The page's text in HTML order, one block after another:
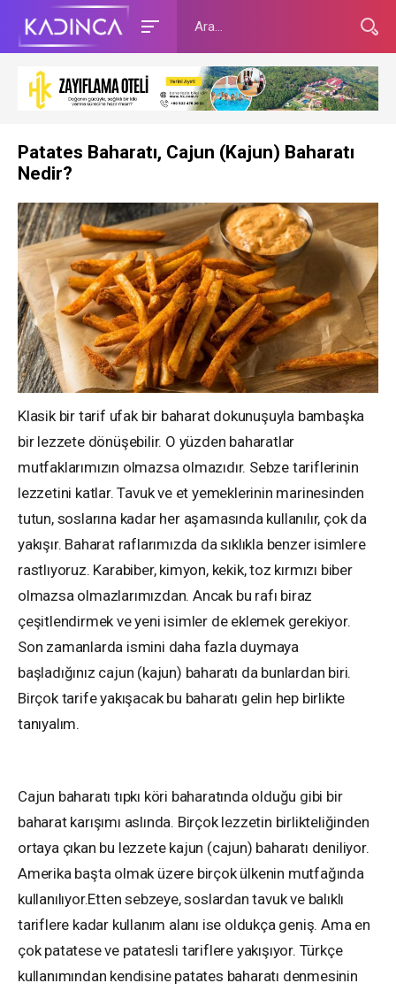
Patates Baharatı, Cajun (Kajun) Baharatı
Nedir?
Klasik bir tarif ufak bir baharat dokunuşuyla bambaşka
bir lezzete dönüşebilir. O yüzden baharatlar
mutfaklarımızın olmazsa olmazıdır. Sebze tariflerinin
lezzetini katlar. Tavuk ve et yemeklerinin marinesinden
tutun, soslarına kadar her aşamasında kullanılır, çok da
yakışır. Baharat raflarımızda da sıklıkla benzer isimlere
rastlıyoruz. Karabiber, kimyon, kekik, toz kırmızı biber
olmazsa olmazlarımızdan. Ancak bu rafı biraz
çeşitlendirmek ve yeni isimler de eklemek gerekiyor.
Son zamanlarda ismini daha fazla duymaya
başladığınız cajun (kajun) baharatı da bunlardan biri.
Birçok tarife yakışacak bu baharatı gelin hep birlikte
tanıyalım.
Cajun baharatı tıpkı köri baharatında olduğu gibi bir
baharat karışımı aslında. Birçok lezzetin birlikteliğinden
ortaya çıkan bu lezzete kajun (cajun) baharatı deniliyor.
Amerika başta olmak üzere birçok ülkenin mutfağında
kullanılıyor.Etten sebzeye, soslardan tavuk ve balıklı
tariflere kadar kullanım alanı ise oldukça geniş. Ama en
çok patatese ve patatesli tariflere yakışıyor. Türkçe
kullanımından kendisine patates baharatı denmesinin